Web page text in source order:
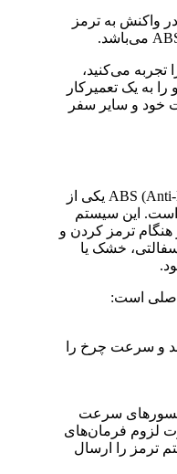
واکنش به ترمز
تجربه می‌کنید،
به یک تعمیرکار
خود و سایر سفر
ترمز ای‌بی‌اس یا ABS (Anti-lock Braking System) یکی از
است. این سیستم
ترمز کردن و
خشک یا
است:
و سرعت چرخ را
سرعت
لزوم فرمان‌های
ترمز را ارسال